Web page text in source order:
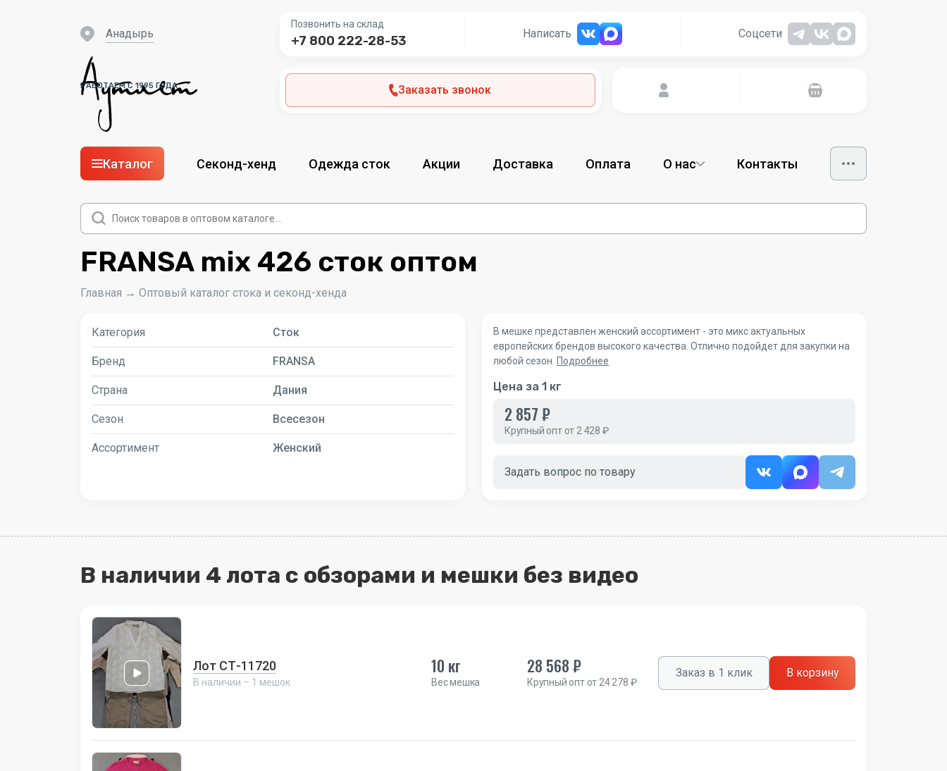
РАБОТАЕМ С 1995 ГОДА
Анадырь
Позвонить на склад
+7 800 222-28-53 Написать Соцсети
Заказать звонок
Каталог Секонд-хенд Одежда сток Акции Доставка Оплата О нас Контакты
Поиск
товаров
FRANSA mix 426 сток оптом
Главная → Оптовый каталог стока и секонд-хенда
Категория Сток
Бренд FRANSA
Страна Дания
Сезон Всесезон
Ассортимент Женский
В мешке представлен женский ассортимент - это микс актуальных
европейских брендов высокого качества. Отлично подойдет для закупки на
любой сезон. Подробнее
Цена за 1 кг
2 857 ₽
Крупный опт от 2 428 ₽
Задать вопрос по товару
В наличии 4 лота с обзорами и мешки без видео
Лот СТ-11720
В наличии – 1 мешок
10 кг
Вес мешка
28 568 ₽
Крупный опт от 24 278 ₽
Заказ в 1 клик В корзину